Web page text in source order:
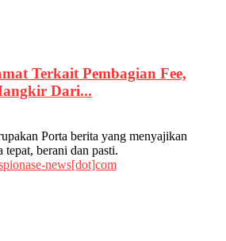
Terkait Pembagian Fee,
Dari...
Porta berita yang menyajikan
tepat, berani dan pasti.
news[dot]com